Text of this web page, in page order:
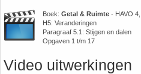
Boek: Getal & Ruimte - HAVO
H5: Veranderingen
Paragraaf 5.1: Stijgen en dalen
Opgaven 1 t/m 17
Video uitwerkingen
Mavo4: Hoofdstuk 4: Grafieken
Mavo4: Hoofdstuk 5: Rekenen,
4. De normale verdeling
5. Differentiëren - Afgeleide functie
Facebook
LinkedIn
Review ons
Privacy
LinkedIn
Youtube